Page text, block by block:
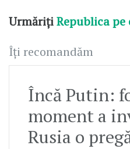
UrmărițiRepublica
Îți recomandăm
Încă Putin:
moment a
Rusia o